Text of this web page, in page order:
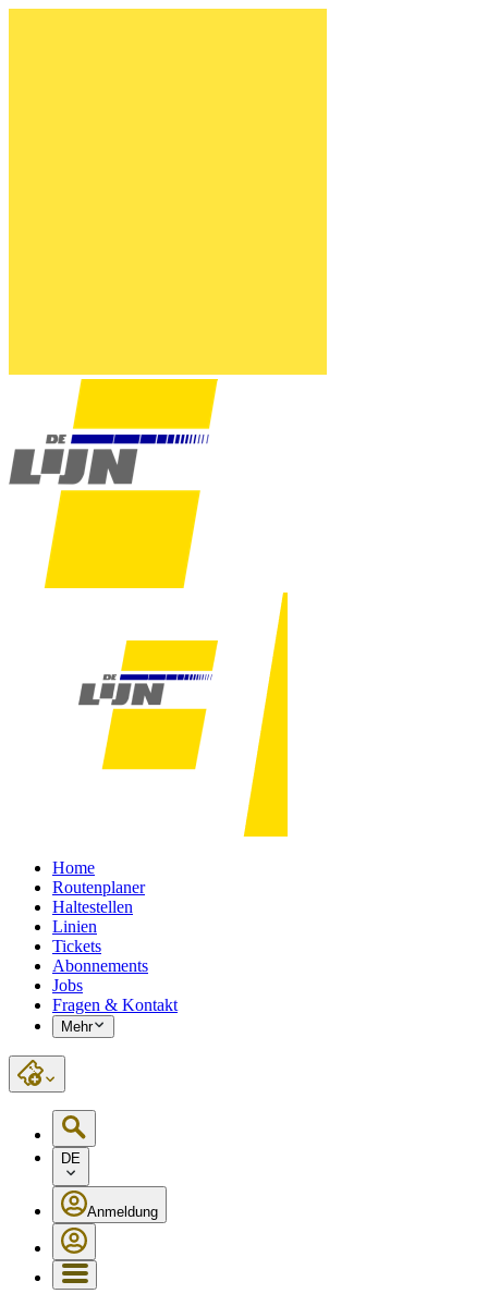
Home
Routenplaner
Haltestellen
Linien
Tickets
Abonnements
Jobs
Fragen & Kontakt
Mehr
DE
Anmeldung